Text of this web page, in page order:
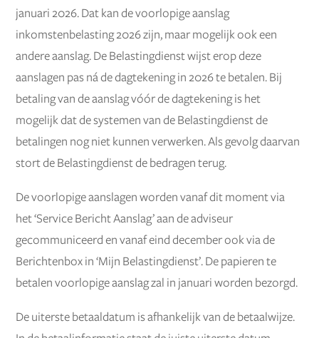
januari 2026. Dat kan de voorlopige aanslag
inkomstenbelasting 2026 zijn, maar mogelijk ook een
andere aanslag. De Belastingdienst wijst erop deze
aanslagen pas ná de dagtekening in 2026 te betalen. Bij
betaling van de aanslag vóór de dagtekening is het
mogelijk dat de systemen van de Belastingdienst de
betalingen nog niet kunnen verwerken. Als gevolg daarvan
stort de Belastingdienst de bedragen terug.
De voorlopige aanslagen worden vanaf dit moment via
het ‘Service Bericht Aanslag’ aan de adviseur
gecommuniceerd en vanaf eind december ook via de
Berichtenbox in ‘Mijn Belastingdienst’. De papieren te
betalen voorlopige aanslag zal in januari worden bezorgd.
De uiterste betaaldatum is afhankelijk van de betaalwijze.